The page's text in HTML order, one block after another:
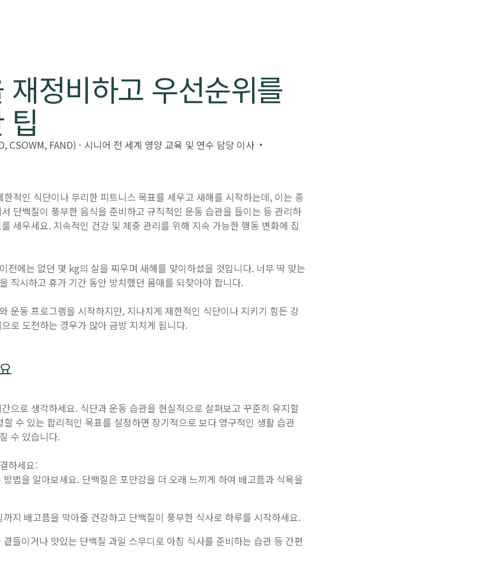
재정비하고 우선순위를
팁
CSOWM, FAND) - 시니어 전 세계 영양 교육 및 연수 담당 이사
적인 식단이나 무리한 피트니스 목표를 세우고 새해를 시작하는데, 이는 종
단백질이 풍부한 음식을 준비하고 규칙적인 운동 습관을 들이는 등 관리하
세우세요. 지속적인 건강 및 체중 관리를 위해 지속 가능한 행동 변화에 집
전에는 없던 몇 kg의 살을 찌우며 새해를 맞이하셨을 것입니다. 너무 딱 맞는
직시하고 휴가 기간 동안 방치했던 몸매를 되찾아야 합니다.
운동 프로그램을 시작하지만, 지나치게 제한적인 식단이나 지키기 힘든 강
로 도전하는 경우가 많아 금방 지치게 됩니다.
으로 생각하세요. 식단과 운동 습관을 현실적으로 살펴보고 꾸준히 유지할
수 있는 합리적인 목표를 설정하면 장기적으로 보다 영구적인 생활 습관
수 있습니다.
하세요:
법을 알아보세요. 단백질은 포만감을 더 오래 느끼게 하여 배고픔과 식욕을
지 배고픔을 막아줄 건강하고 단백질이 풍부한 식사로 하루를 시작하세요.
들이거나 맛있는 단백질 과일 스무디로 아침 식사를 준비하는 습관 등 간편